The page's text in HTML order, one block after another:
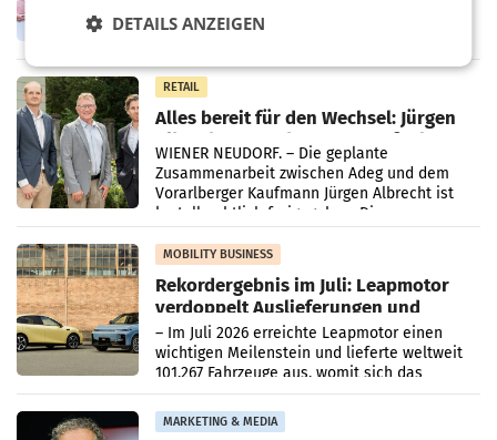
erneuert Penny zwei Filialen in Nieder- und
in Haag sowie im rund
RETAIL
Alles bereit für den Wechsel: Jürgen
Albrecht setzt ab 1.1.2027 auf Adeg
WIENER NEUDORF. – Die geplante
Zusammenarbeit zwischen Adeg und dem
Vorarlberger Kaufmann Jürgen Albrecht ist
kartellrechtlich freigegeben: Die
Bundeswettbewerbsbehörde und der
Bundeskartellanwalt
MOBILITY BUSINESS
Rekordergebnis im Juli: Leapmotor
verdoppelt Auslieferungen und
überschreitet die 100.000er-Marke
– Im Juli 2026 erreichte Leapmotor einen
wichtigen Meilenstein und lieferte weltweit
101.267 Fahrzeuge aus, womit sich das
Ergebnis gegenüber Juli 2025 mehr als
verdoppelte (+102
MARKETING & MEDIA
DETAILS ANZEIGEN